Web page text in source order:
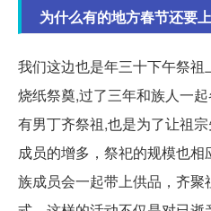
为什么有的地方春节还要
我们这边也是年三十下午祭
烧纸祭奠,过了三年和族人一
有男丁齐祭祖,也是为了让祖
成员的增多，祭祀的规模也
族成员会一起带上供品，齐